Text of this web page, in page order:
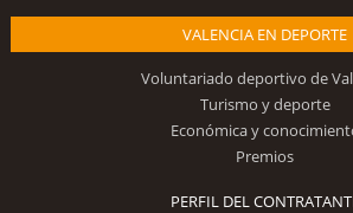
VALENCIA EN DEPORTE
Voluntariado deportivo de
Turismo y deporte
Económica y
Premios
PERFIL DEL